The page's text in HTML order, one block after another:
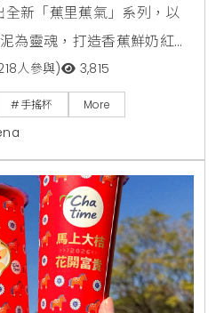
新「蕉里蕉氣」系列，以
為靈魂，打造香蕉鮮奶紅，
特色飲品。新品結合烏瓦錫
清爽與濃郁兼具的獨特風
人參與) 3,815
#手搖杯 More